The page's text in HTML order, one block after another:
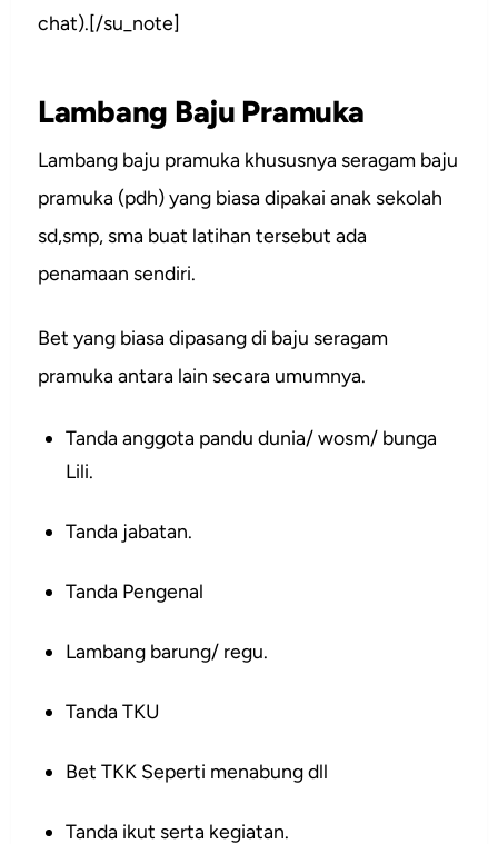
chat).[/su_note]
Lambang Baju Pramuka
Lambang baju pramuka khususnya seragam baju
pramuka (pdh) yang biasa dipakai anak sekolah
sd,smp, sma buat latihan tersebut ada
penamaan sendiri.
Bet yang biasa dipasang di baju seragam
pramuka antara lain secara umumnya.
Tanda anggota pandu dunia/ wosm/ bunga
Lili.
Tanda jabatan.
Tanda Pengenal
Lambang barung/ regu.
Tanda TKU
Bet TKK Seperti menabung dll
Tanda ikut serta kegiatan.